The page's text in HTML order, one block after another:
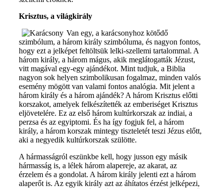
Krisztus, a világkirály
Van egy, a karácsonyhoz kötődő
szimbólum, a három király szimbóluma, és nagyon fontos,
hogy ezt a jelképet feltöltsük lelki-szellemi tartalommal. A
három király, a három mágus, akik meglátogatták Jézust,
vitt magával egy-egy ajándékot. Mint tudjuk, a Biblia
nagyon sok helyen szimbolikusan fogalmaz, minden valós
esemény mögött van valami fontos analógia. Mit jelent a
három király és a három ajándék? A három Krisztus előtti
korszakot, amelyek felkészítették az emberiséget Krisztus
eljövetelére. Ez az első három kultúrkorszak az indiai, a
perzsa és az egyiptomi. És ha így fogjuk fel, a három
király, a három korszak mintegy tiszteletét teszi Jézus előtt,
aki a negyedik kultúrkorszak szülötte.
A hármasságról eszünkbe kell, hogy jusson egy másik
hármasság is, a lélek három alapereje, az akarat, az
érzelem és a gondolat. A három király jelenti ezt a három
alaperőt is. Az egyik király azt az áhítatos érzést jelképezi,